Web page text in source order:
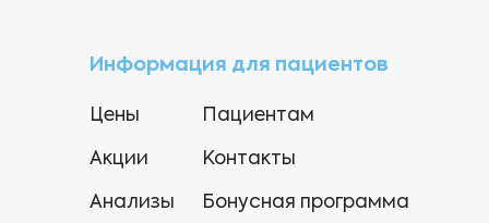
Информация для пациентов
Цены
Акции
Анализы
Пациентам
Контакты
Бонусная программа